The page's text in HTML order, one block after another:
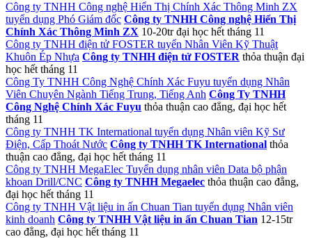
Công ty TNHH Công nghệ Hiển Thị Chính Xác Thông Minh ZX
tuyển dụng Phó Giám đốc Công ty TNHH Công nghệ Hiển Thị
Chính Xác Thông Minh ZX 10-20tr đại học hết tháng 11
Công ty TNHH điện tử FOSTER tuyển Nhân Viên Kỹ Thuật
Khuôn Ép Nhựa Công ty TNHH điện tử FOSTER thỏa thuận đại
học hết tháng 11
Công Ty TNHH Công Nghệ Chính Xác Fuyu tuyển dụng Nhân
Viên Chuyên Ngành Tiếng Trung, Tiếng Anh Công Ty TNHH
Công Nghệ Chính Xác Fuyu thỏa thuận cao đẳng, đại học hết
tháng 11
Công ty TNHH TK International tuyển dụng Nhân viên Kỹ Sư
Điện, Cấp Thoát Nước Công ty TNHH TK International thỏa
thuận cao đẳng, đại học hết tháng 11
Công ty TNHH MegaElec Tuyển dụng nhân viên Data bộ phận
khoan Drill/CNC Công ty TNHH Megaelec thỏa thuận cao đẳng,
đại học hết tháng 11
Công ty TNHH Vật liệu in ấn Chuan Tian tuyển dụng Nhân viên
kinh doanh Công ty TNHH Vật liệu in ấn Chuan Tian 12-15tr
cao đẳng, đại học hết tháng 11